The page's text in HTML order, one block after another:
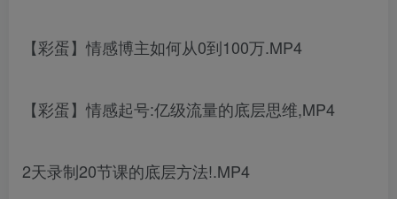
【彩蛋】情感博主如何从0到100万.MP4
【彩蛋】情感起号:亿级流量的底层思维,MP4
2天录制20节课的底层方法!.MP4